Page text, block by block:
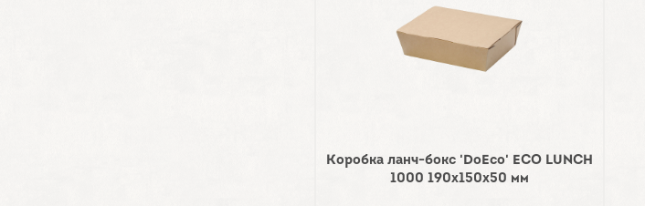
Коробка ланч-бокс 'DoEco' ECO LUNCH
1000 190х150х50 мм